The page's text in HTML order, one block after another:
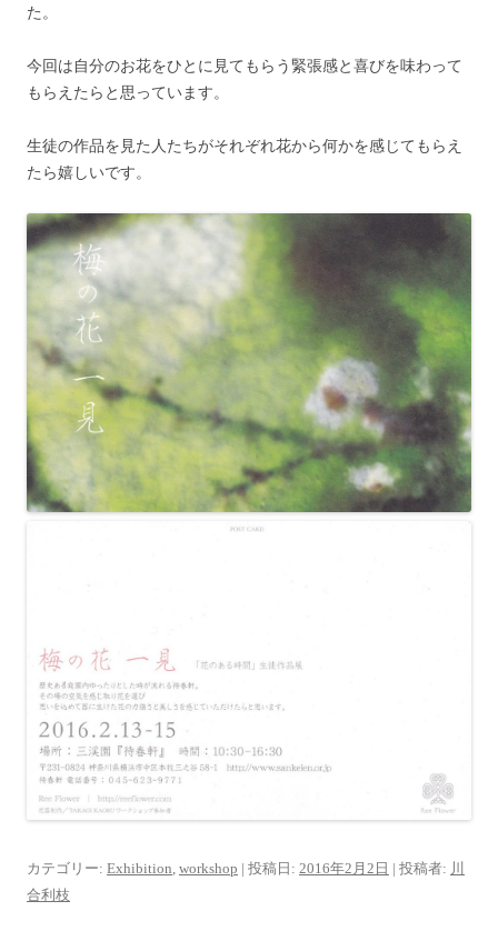
た。
今回は自分のお花をひとに見てもらう緊張感と喜びを味わって
もらえたらと思っています。
生徒の作品を見た人たちがそれぞれ花から何かを感じてもらえ
たら嬉しいです。
カテゴリー: Exhibition, workshop | 投稿日: 2016年2月2日 | 投稿者: 川
合利枝